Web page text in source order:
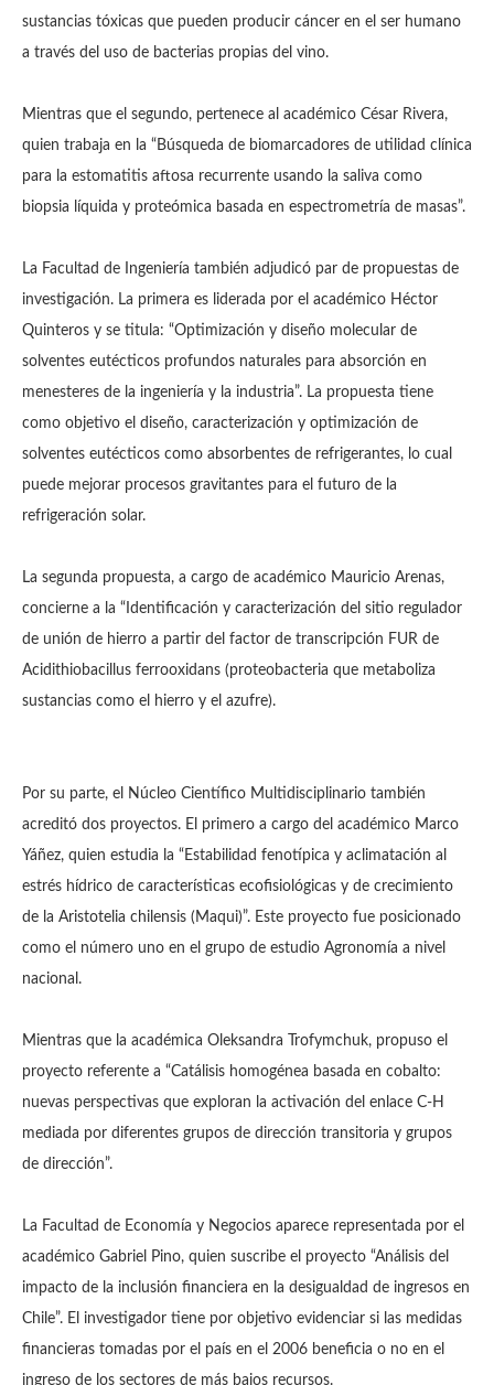
sustancias tóxicas que pueden producir cáncer en el ser humano
a través del uso de bacterias propias del vino.
Mientras que el segundo, pertenece al académico César Rivera,
quien trabaja en la “Búsqueda de biomarcadores de utilidad clínica
para la estomatitis aftosa recurrente usando la saliva como
biopsia líquida y proteómica basada en espectrometría de masas”.
La Facultad de Ingeniería también adjudicó par de propuestas de
investigación. La primera es liderada por el académico Héctor
Quinteros y se titula: “Optimización y diseño molecular de
solventes eutécticos profundos naturales para absorción en
menesteres de la ingeniería y la industria”. La propuesta tiene
como objetivo el diseño, caracterización y optimización de
solventes eutécticos como absorbentes de refrigerantes, lo cual
puede mejorar procesos gravitantes para el futuro de la
refrigeración solar.
La segunda propuesta, a cargo de académico Mauricio Arenas,
concierne a la “Identificación y caracterización del sitio regulador
de unión de hierro a partir del factor de transcripción FUR de
Acidithiobacillus ferrooxidans (proteobacteria que metaboliza
sustancias como el hierro y el azufre).
Por su parte, el Núcleo Científico Multidisciplinario también
acreditó dos proyectos. El primero a cargo del académico Marco
Yáñez, quien estudia la “Estabilidad fenotípica y aclimatación al
estrés hídrico de características ecofisiológicas y de crecimiento
de la Aristotelia chilensis (Maqui)”. Este proyecto fue posicionado
como el número uno en el grupo de estudio Agronomía a nivel
nacional.
Mientras que la académica Oleksandra Trofymchuk, propuso el
proyecto referente a “Catálisis homogénea basada en cobalto:
nuevas perspectivas que exploran la activación del enlace C-H
mediada por diferentes grupos de dirección transitoria y grupos
de dirección”.
La Facultad de Economía y Negocios aparece representada por el
académico Gabriel Pino, quien suscribe el proyecto “Análisis del
impacto de la inclusión financiera en la desigualdad de ingresos en
Chile”. El investigador tiene por objetivo evidenciar si las medidas
financieras tomadas por el país en el 2006 beneficia o no en el
ingreso de los sectores de más bajos recursos.